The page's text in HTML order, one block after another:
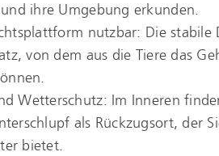
ihre Umgebung erkunden.
nutzbar: Die
von dem aus die Tiere das
Wetterschutz: Im Inneren
als Rückzugsort, der
bietet.